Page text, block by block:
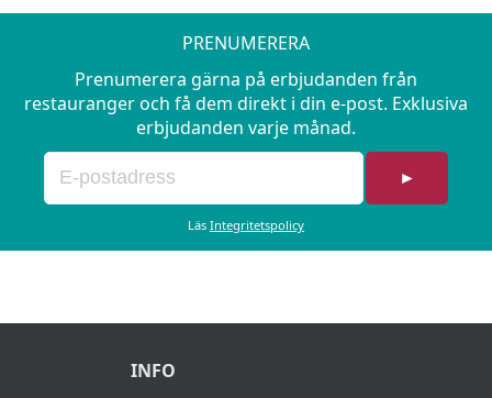
PRENUMERERA
Prenumerera gärna på erbjudanden från
restauranger och få dem direkt i din e-post. Exklusiva
erbjudanden varje månad.
►
Läs Integritetspolicy
INFO